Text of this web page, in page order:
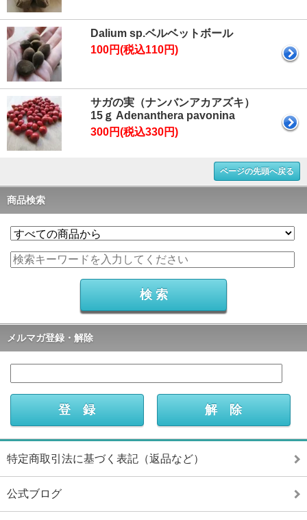
Dalium sp.ベルベットボール
100円(税込110円)
サガの実（ナンバンアカアズキ）
15ｇ Adenanthera pavonina
300円(税込330円)
ページの先頭へ戻る
商品検索
メルマガ登録・解除
特定商取引法に基づく表記（返品など）
公式ブログ